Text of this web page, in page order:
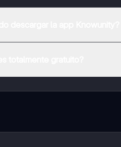
ganar dinero utilizando la